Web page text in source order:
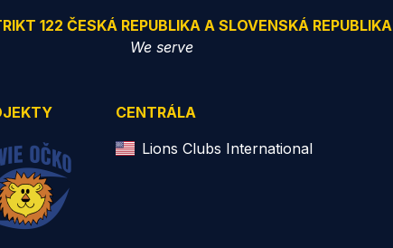
122 ČESKÁ REPUBLIKA A SLOVENSKÁ REPUBLIKA
We serve
CENTRÁLA
Lions Clubs International